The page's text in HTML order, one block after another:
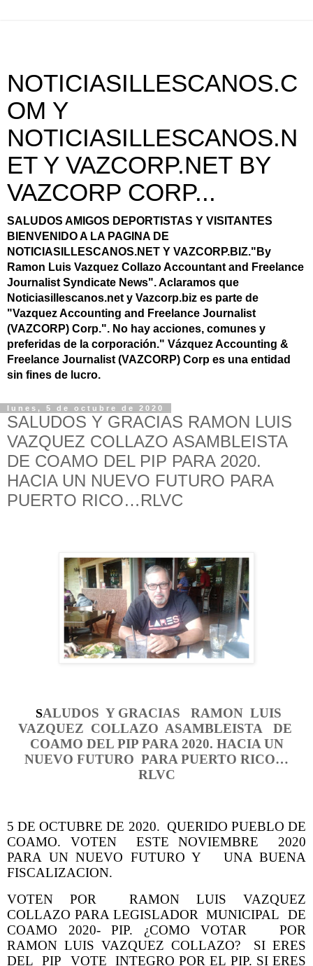
NOTICIASILLESCANOS.C
OM Y
NOTICIASILLESCANOS.N
ET Y VAZCORP.NET BY
VAZCORP CORP...
SALUDOS AMIGOS DEPORTISTAS Y VISITANTES
BIENVENIDO A LA PAGINA DE
NOTICIASILLESCANOS.NET Y VAZCORP.BIZ."By
Ramon Luis Vazquez Collazo Accountant and Freelance
Journalist Syndicate News". Aclaramos que
Noticiasillescanos.net y Vazcorp.biz es parte de
"Vazquez Accounting and Freelance Journalist
(VAZCORP) Corp.". No hay acciones, comunes y
preferidas de la corporación." Vázquez Accounting &
Freelance Journalist (VAZCORP) Corp es una entidad
sin fines de lucro.
lunes, 5 de octubre de 2020
SALUDOS Y GRACIAS RAMON LUIS
VAZQUEZ COLLAZO ASAMBLEISTA
DE COAMO DEL PIP PARA 2020.
HACIA UN NUEVO FUTURO PARA
PUERTO RICO…RLVC
SALUDOS Y GRACIAS RAMON LUIS
VAZQUEZ COLLAZO ASAMBLEISTA DE
COAMO DEL PIP PARA 2020. HACIA UN
NUEVO FUTURO PARA PUERTO RICO…
RLVC
5 DE OCTUBRE DE 2020. QUERIDO PUEBLO DE
COAMO. VOTEN ESTE NOVIEMBRE 2020
PARA UN NUEVO FUTURO Y UNA BUENA
FISCALIZACION.
VOTEN POR RAMON LUIS VAZQUEZ
COLLAZO PARA LEGISLADOR MUNICIPAL DE
COAMO 2020- PIP. ¿COMO VOTAR POR
RAMON LUIS VAZQUEZ COLLAZO? SI ERES
DEL PIP VOTE INTEGRO POR EL PIP. SI ERES